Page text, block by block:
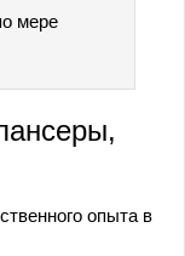
мере
опыта в